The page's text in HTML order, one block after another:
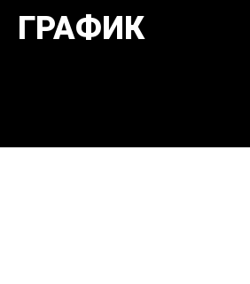
ГРАФИК